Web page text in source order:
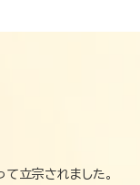
立宗されました。